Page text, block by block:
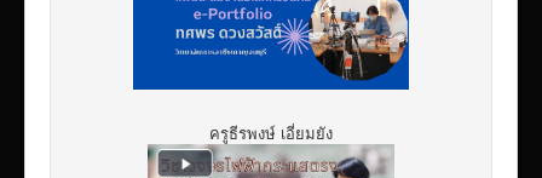
ครูธีรพงษ์ เอี่ยมยัง